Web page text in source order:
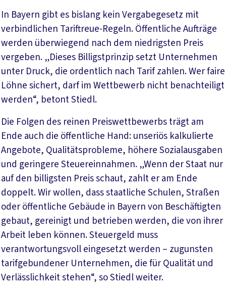
In Bayern gibt es bislang kein Vergabegesetz mit
verbindlichen Tariftreue-Regeln. Öffentliche Aufträge
werden überwiegend nach dem niedrigsten Preis
vergeben. „Dieses Billigstprinzip setzt Unternehmen
unter Druck, die ordentlich nach Tarif zahlen. Wer faire
Löhne sichert, darf im Wettbewerb nicht benachteiligt
werden“, betont Stiedl.
Die Folgen des reinen Preiswettbewerbs trägt am
Ende auch die öffentliche Hand: unseriös kalkulierte
Angebote, Qualitätsprobleme, höhere Sozialausgaben
und geringere Steuereinnahmen. „Wenn der Staat nur
auf den billigsten Preis schaut, zahlt er am Ende
doppelt. Wir wollen, dass staatliche Schulen, Straßen
oder öffentliche Gebäude in Bayern von Beschäftigten
gebaut, gereinigt und betrieben werden, die von ihrer
Arbeit leben können. Steuergeld muss
verantwortungsvoll eingesetzt werden – zugunsten
tarifgebundener Unternehmen, die für Qualität und
Verlässlichkeit stehen“, so Stiedl weiter.